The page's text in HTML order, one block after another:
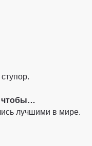
чтобы…
лучшими в мире.